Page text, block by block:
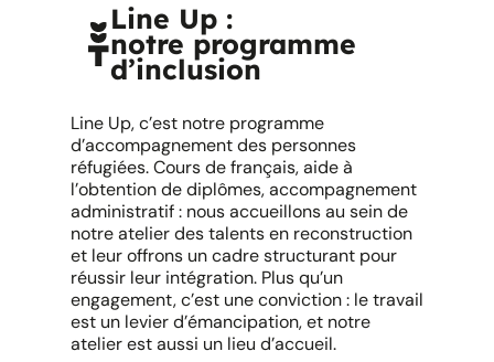
Line Up :
notre programme
d’inclusion
Line Up, c’est notre programme
d’accompagnement des personnes
réfugiées. Cours de français, aide à
l’obtention de diplômes, accompagnement
administratif : nous accueillons au sein de
notre atelier des talents en reconstruction
et leur offrons un cadre structurant pour
réussir leur intégration. Plus qu’un
engagement, c’est une conviction : le travail
est un levier d’émancipation, et notre
atelier est aussi un lieu d’accueil.